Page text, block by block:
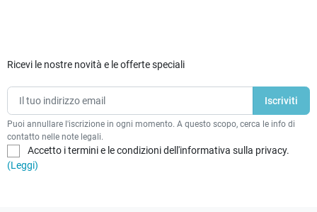
Ricevi le nostre novità e le offerte speciali
Puoi annullare l'iscrizione in ogni momento. A questo scopo, cerca le info di
contatto nelle note legali.
Accetto i termini e le condizioni dell'informativa sulla privacy.
(Leggi)